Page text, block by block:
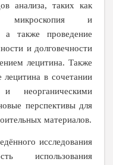
анализа, таких как
микроскопия и
а также проведение
и долговечности
лецитина. Также
лецитина в сочетании
неорганическими
перспективы для
материалов.
исследования
использования